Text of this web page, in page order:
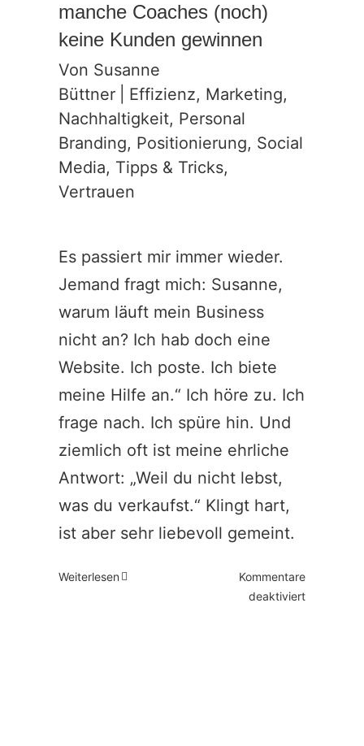
manche Coaches (noch)
keine Kunden gewinnen
Von Susanne
Büttner
Effizienz, Marketing,
Nachhaltigkeit, Personal
Branding, Positionierung, Social
Media, Tipps & Tricks,
Vertrauen
Es passiert mir immer wieder.
Jemand fragt mich: Susanne,
warum läuft mein Business
nicht an? Ich hab doch eine
Website. Ich poste. Ich biete
meine Hilfe an.“ Ich höre zu. Ich
frage nach. Ich spüre hin. Und
ziemlich oft ist meine ehrliche
Antwort: „Weil du nicht lebst,
was du verkaufst.“ Klingt hart,
ist aber sehr liebevoll gemeint.
Weiterlesen
Kommentare
deaktiviertfür